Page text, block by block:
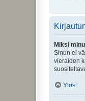
Miksi
Sinun ei
vieraiden
Ylös